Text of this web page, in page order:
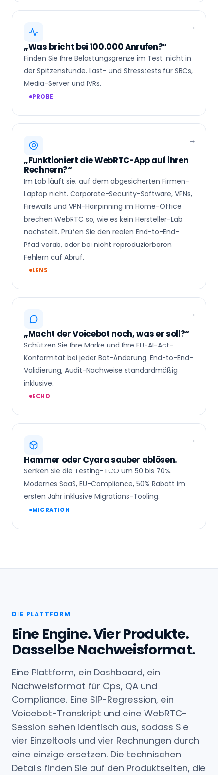
„Was bricht bei 100.000 Anrufen?“
Finden Sie Ihre Belastungsgrenze im Test, nicht in
der Spitzenstunde. Last- und Stresstests für SBCs,
Media-Server und IVRs.
PROBE
„Funktioniert die WebRTC-App auf ihren
Rechnern?“
Im Lab läuft sie, auf dem abgesicherten Firmen-
Laptop nicht. Corporate-Security-Software, VPNs,
Firewalls und VPN-Hairpinning im Home-Office
brechen WebRTC so, wie es kein Hersteller-Lab
nachstellt. Prüfen Sie den realen End-to-End-
Pfad vorab, oder bei nicht reproduzierbaren
Fehlern auf Abruf.
LENS
„Macht der Voicebot noch, was er soll?“
Schützen Sie Ihre Marke und Ihre EU-AI-Act-
Konformität bei jeder Bot-Änderung. End-to-End-
Validierung, Audit-Nachweise standardmäßig
inklusive.
ECHO
Hammer oder Cyara sauber ablösen.
Senken Sie die Testing-TCO um 50 bis 70%.
Modernes SaaS, EU-Compliance, 50% Rabatt im
ersten Jahr inklusive Migrations-Tooling.
MIGRATION
DIE PLATTFORM
Eine Engine. Vier Produkte.
Dasselbe Nachweisformat.
Eine Plattform, ein Dashboard, ein
Nachweisformat für Ops, QA und
Compliance. Eine SIP-Regression, ein
Voicebot-Transkript und eine WebRTC-
Session sehen identisch aus, sodass Sie
vier Einzeltools und vier Rechnungen durch
eine einzige ersetzen. Die technischen
Details finden Sie auf den Produktseiten, die